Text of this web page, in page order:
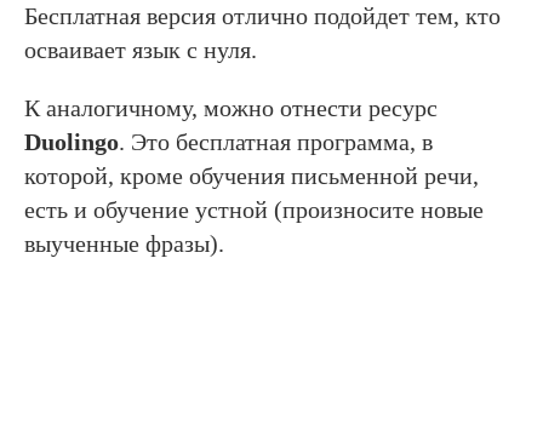
Бесплатная версия отлично подойдет тем, кто
осваивает язык с нуля.
К аналогичному, можно отнести ресурс
Duolingo. Это бесплатная программа, в
которой, кроме обучения письменной речи,
есть и обучение устной (произносите новые
выученные фразы).